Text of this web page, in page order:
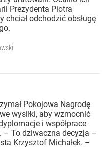
Prezydenta Piotra
chciał odchodzić obsługę
Pokojowa Nagrodę
wysiłki, aby wzmocnić
i współprace
– To dziwaczna decyzja –
Krzysztof Michałek. –